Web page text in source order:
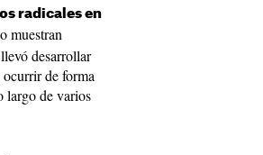
radicales en
muestran
desarrollar
de forma
largo de varios